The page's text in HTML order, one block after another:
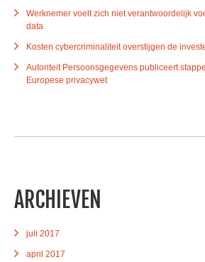
Werknemer voelt zich niet verantwoordelijk
data
Kosten cybercriminaliteit overstijgen de
Autoriteit Persoonsgegevens publiceert
Europese privacywet
ARCHIEVEN
juli 2017
april 2017